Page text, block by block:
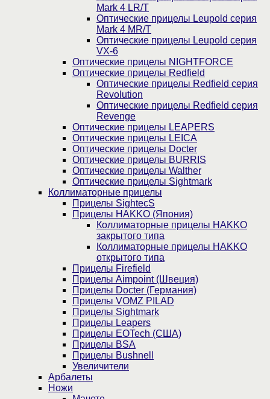
Mark 4 LR/T
Оптические прицелы Leupold серия
Mark 4 MR/T
Оптические прицелы Leupold серия
VX-6
Оптические прицелы NIGHTFORCE
Оптические прицелы Redfield
Оптические прицелы Redfield серия
Revolution
Оптические прицелы Redfield серия
Revenge
Оптические прицелы LEAPERS
Оптические прицелы LEICA
Оптические прицелы Docter
Оптические прицелы BURRIS
Оптические прицелы Walther
Оптические прицелы Sightmark
Коллиматорные прицелы
Прицелы SightecS
Прицелы HAKKO (Япония)
Коллиматорные прицелы HAKKO
закрытого типа
Коллиматорные прицелы HAKKO
открытого типа
Прицелы Firefield
Прицелы Aimpoint (Швеция)
Прицелы Docter (Германия)
Прицелы VOMZ PILAD
Прицелы Sightmark
Прицелы Leapers
Прицелы EOTech (США)
Прицелы BSA
Прицелы Bushnell
Увеличители
Арбалеты
Ножи